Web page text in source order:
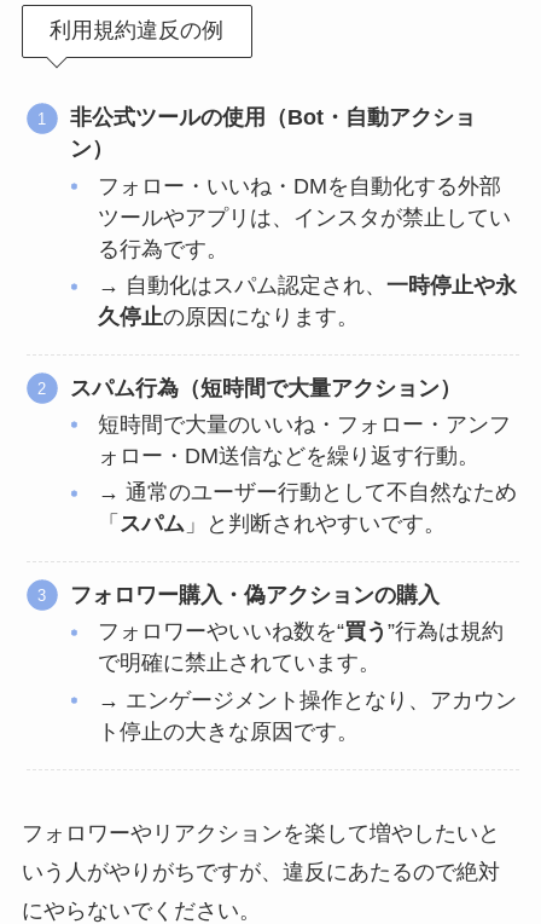
利用規約違反の例
非公式ツールの使用（Bot・自動アクショ
ン）
フォロー・いいね・DMを自動化する外部
ツールやアプリは、インスタが禁止してい
る行為です。
→ 自動化はスパム認定され、 一時停止や永
久停止の原因になります。
スパム行為（短時間で大量アクション）
短時間で大量のいいね・フォロー・アンフ
ォロー・DM送信などを繰り返す行動。
→ 通常のユーザー行動として不自然なため
「 スパム」と判断されやすいです。
フォロワー購入・偽アクションの購入
フォロワーやいいね数を“買う ”行為は規約
で明確に禁止されています。
→ エンゲージメント操作となり、アカウン
ト停止の大きな原因です。
フォロワーやリアクションを楽して増やしたいと
いう人がやりがちですが、違反にあたるので絶対
にやらないでください。